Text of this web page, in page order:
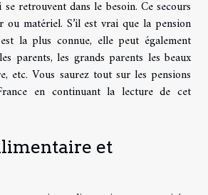
retrouvent dans le besoin. Ce secours
matériel. S’il est vrai que la pension
la plus connue, elle peut également
parents, les grands parents les beaux
etc. Vous saurez tout sur les pensions
en continuant la lecture de cet
et